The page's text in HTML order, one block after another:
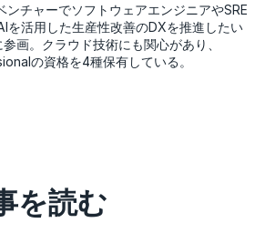
チャーでソフトウェアエンジニアやSRE
を活用した生産性改善のDXを推進したい
画。クラウド技術にも関心があり、
の資格を4種保有している。
を読む